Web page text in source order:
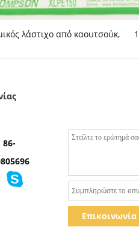
λάστιχο από καουτσούκ,
86-
Επικοινωνία